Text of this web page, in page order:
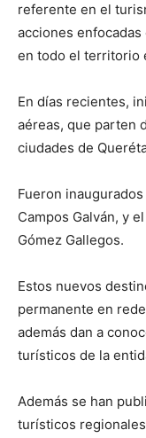
referente en el
acciones
en todo el territorio
En días recientes,
aéreas, que parten
ciudades de
Fueron
Campos Galván, y
Gómez Gallegos.
Estos nuevos
permanente en
además dan a
turísticos de la
Además se han
turísticos